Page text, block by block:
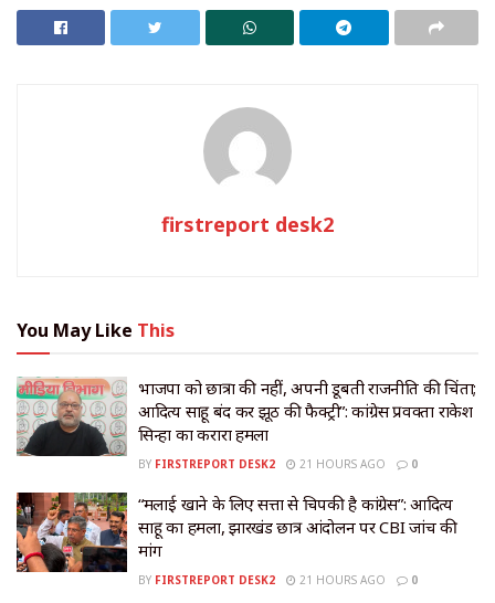
firstreport desk2
You May Like This
भाजपा को छात्रों की नहीं, अपनी डूबती राजनीति की चिंता;
आदित्य साहू बंद करें झूठ की फैक्ट्री”: कांग्रेस प्रवक्ता राकेश
सिन्हा का करारा हमला
BY FIRSTREPORT DESK2 21 HOURS AGO 0
“मलाई खाने के लिए सत्ता से चिपकी है कांग्रेस”: आदित्य
साहू का हमला, झारखंड छात्र आंदोलन पर CBI जांच की
मांग
BY FIRSTREPORT DESK2 21 HOURS AGO 0